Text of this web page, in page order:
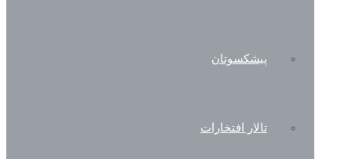
پیشکسوتان
تالار افتخارات